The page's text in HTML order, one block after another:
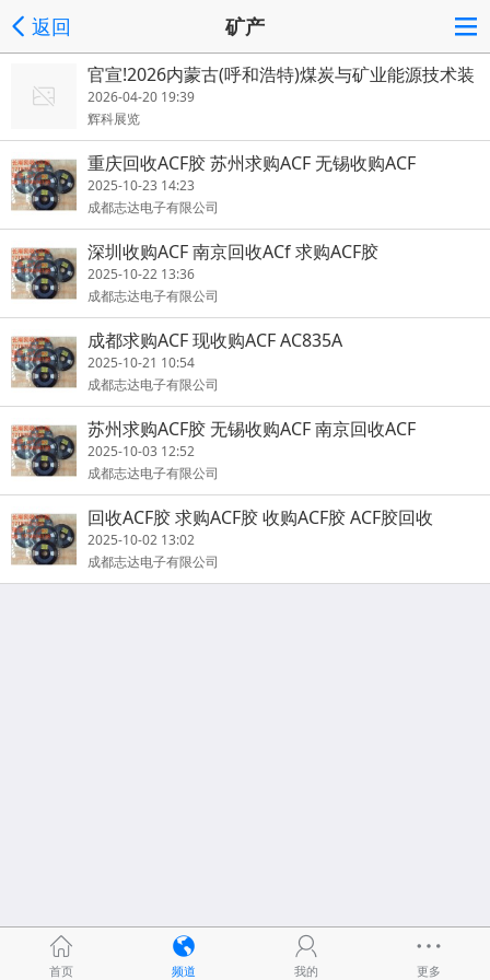
返回 矿产
官宣!2026内蒙古(呼和浩特)煤炭与矿业能源技术装
备博览会
2026-04-20 19:39
辉科展览
重庆回收ACF胶 苏州求购ACF 无锡收购ACF
2025-10-23 14:23
成都志达电子有限公司
深圳收购ACF 南京回收ACf 求购ACF胶
2025-10-22 13:36
成都志达电子有限公司
成都求购ACF 现收购ACF AC835A
2025-10-21 10:54
成都志达电子有限公司
苏州求购ACF胶 无锡收购ACF 南京回收ACF
2025-10-03 12:52
成都志达电子有限公司
回收ACF胶 求购ACF胶 收购ACF胶 ACF胶回收
2025-10-02 13:02
成都志达电子有限公司
首页 频道 我的 更多